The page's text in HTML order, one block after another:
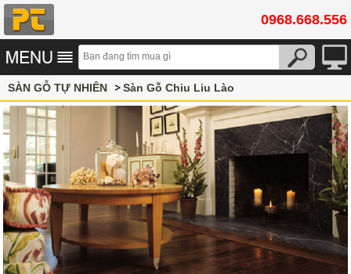
0968.668.556
SÀN GỖ TỰ NHIÊN Sàn Gỗ Chiu Liu Lào